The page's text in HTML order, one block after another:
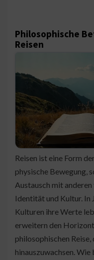
Philosophische
Reisen
Reisen ist eine Form
physische Bewegung,
Austausch mit
Identität und Kultur. In
Kulturen ihre Werte
erweitern den
philosophischen
hinauszuwachsen.